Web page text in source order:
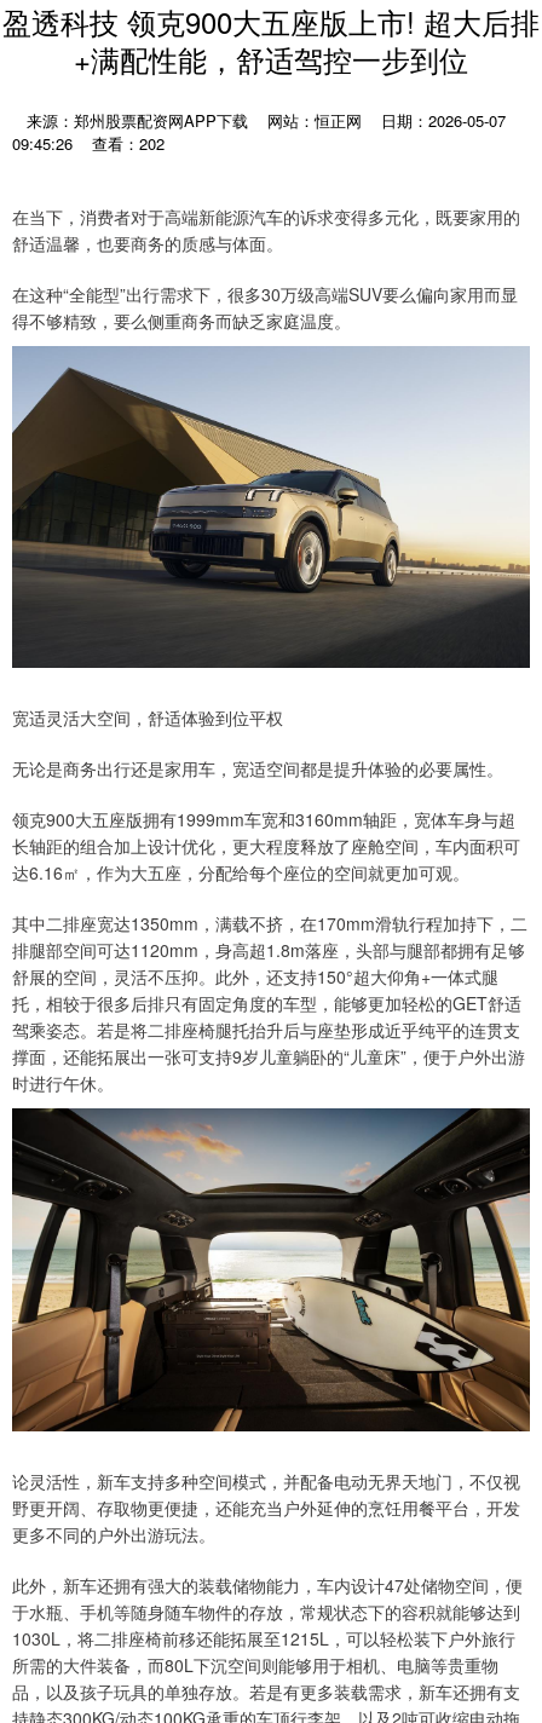
盈透科技 领克900大五座版上市! 超大后排
+满配性能，舒适驾控一步到位
来源：郑州股票配资网APP下载 网站：恒正网
日期：2026-05-07
09:45:26
查看：202
在当下，消费者对于高端新能源汽车的诉求变得多元化，既要家用的
舒适温馨，也要商务的质感与体面。
在这种“全能型”出行需求下，很多30万级高端SUV要么偏向家用而显
得不够精致，要么侧重商务而缺乏家庭温度。
宽适灵活大空间，舒适体验到位平权
无论是商务出行还是家用车，宽适空间都是提升体验的必要属性。
领克900大五座版拥有1999mm车宽和3160mm轴距，宽体车身与超
长轴距的组合加上设计优化，更大程度释放了座舱空间，车内面积可
达6.16㎡，作为大五座，分配给每个座位的空间就更加可观。
其中二排座宽达1350mm，满载不挤，在170mm滑轨行程加持下，二
排腿部空间可达1120mm，身高超1.8m落座，头部与腿部都拥有足够
舒展的空间，灵活不压抑。此外，还支持150°超大仰角+一体式腿
托，相较于很多后排只有固定角度的车型，能够更加轻松的GET舒适
驾乘姿态。若是将二排座椅腿托抬升后与座垫形成近乎纯平的连贯支
撑面，还能拓展出一张可支持9岁儿童躺卧的“儿童床”，便于户外出游
时进行午休。
论灵活性，新车支持多种空间模式，并配备电动无界天地门，不仅视
野更开阔、存取物更便捷，还能充当户外延伸的烹饪用餐平台，开发
更多不同的户外出游玩法。
此外，新车还拥有强大的装载储物能力，车内设计47处储物空间，便
于水瓶、手机等随身随车物件的存放，常规状态下的容积就能够达到
1030L，将二排座椅前移还能拓展至1215L，可以轻松装下户外旅行
所需的大件装备，而80L下沉空间则能够用于相机、电脑等贵重物
品，以及孩子玩具的单独存放。若是有更多装载需求，新车还拥有支